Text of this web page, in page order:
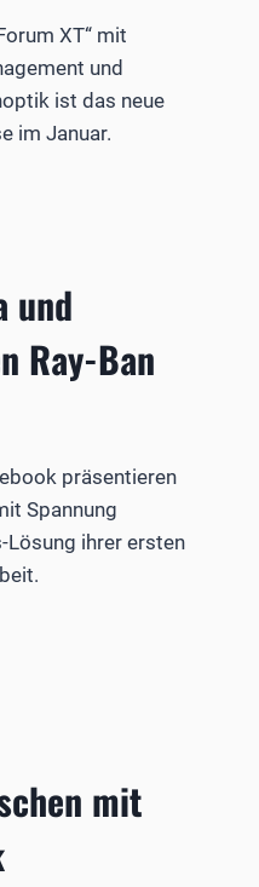
XT“ mit
und
ist das neue
im Januar.
und
Ray-Ban
präsentieren
Spannung
ihrer ersten
mit